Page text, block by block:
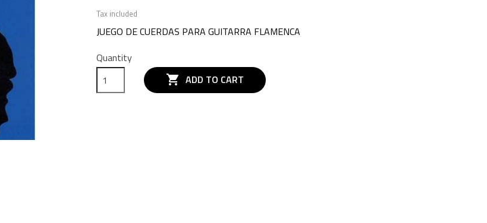
Tax included
JUEGO DE CUERDAS PARA GUITARRA FLAMENCA
Quantity
 ADD TO CART